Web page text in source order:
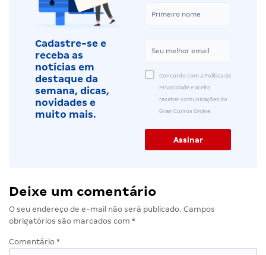
Cadastre-se e
receba as
notícias em
destaque da
semana, dicas,
novidades e
muito mais.
Concordo com a Política de
Privacidade e aceito
receber comunicações do
Gran Cursos Online.
Deixe um comentário
O seu endereço de e-mail não será publicado. Campos
obrigatórios são marcados com *
Comentário *